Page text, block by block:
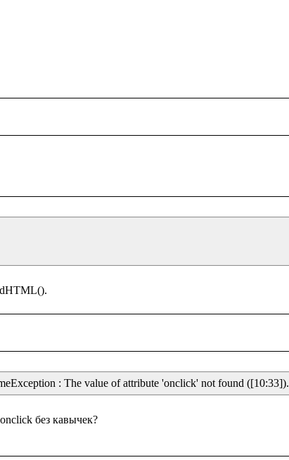
: The value of attribute 'onclick' not found ([10:33]).
без кавычек?